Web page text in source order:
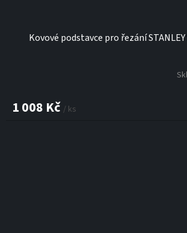
Kovové podstavce pro řezání STANLEY
1 008 Kč / ks